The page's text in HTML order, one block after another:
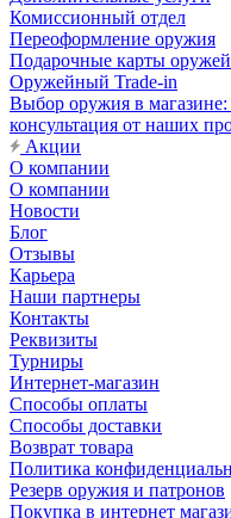
Комиссионный отдел
Переоформление оружия
Подарочные карты
Оружейный Trade-in
Выбор оружия в
консультация от наших
Акции
О компании
О компании
Новости
Блог
Отзывы
Карьера
Наши партнеры
Контакты
Реквизиты
Турниры
Интернет-магазин
Способы оплаты
Способы доставки
Возврат товара
Политика
Резерв оружия и патронов
Покупка в интернет